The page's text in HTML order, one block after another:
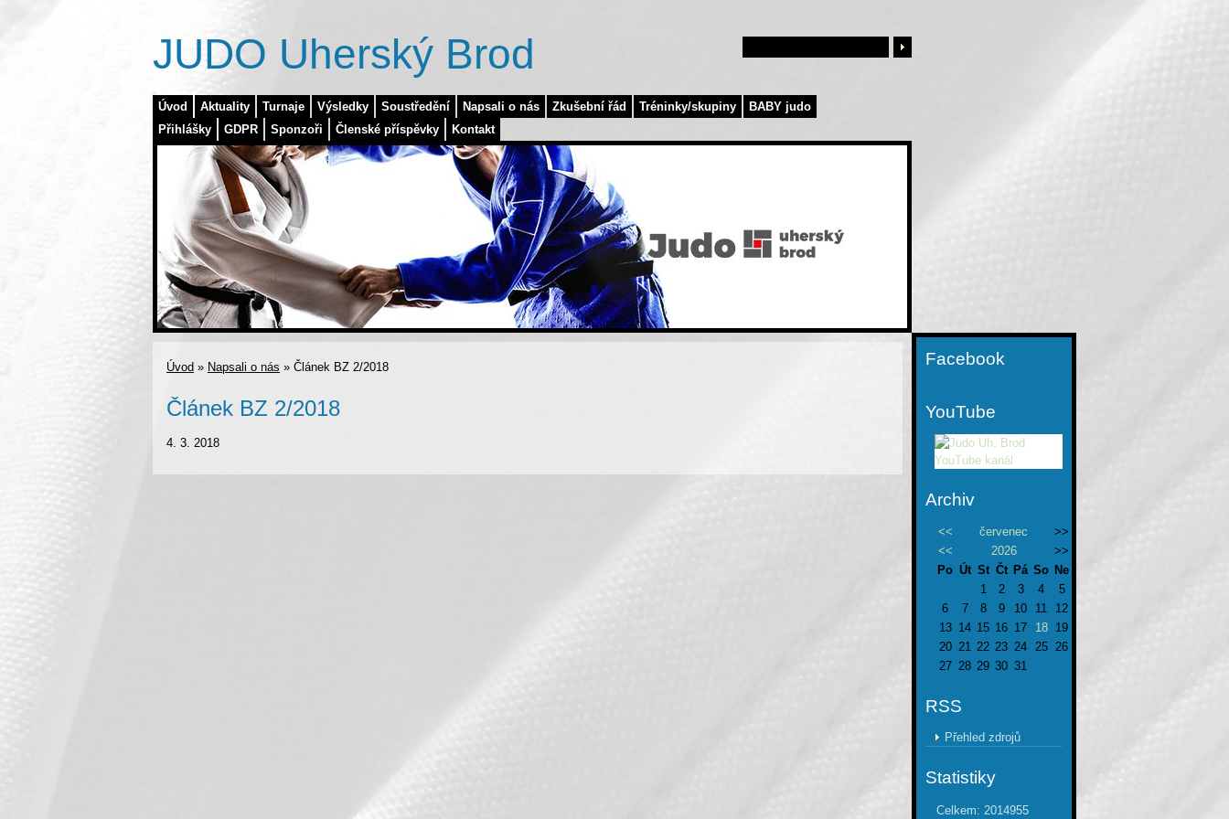
Úvod Aktuality Turnaje Výsledky Soustředění Napsali o nás Zkušební řád Tréninky/skupiny
BABY judo
Přihlášky
GDPR Sponzoři Členské příspěvky Kontakt
JUDO Uherský Brod
Úvod » Napsali o nás » Článek BZ 2/2018
Článek BZ 2/2018
4. 3. 2018
Facebook
YouTube
Archiv
<< červenec
>>
<<
2026
>>
Po Út St Čt Pá So Ne
1
2 3 4
5
6
7 8 9 10 11
12
13 14 15 16 17 18
19
20 21 22 23 24 25 26
27 28 29 30 31
RSS
Přehled zdrojů
Statistiky
Celkem: 2014955